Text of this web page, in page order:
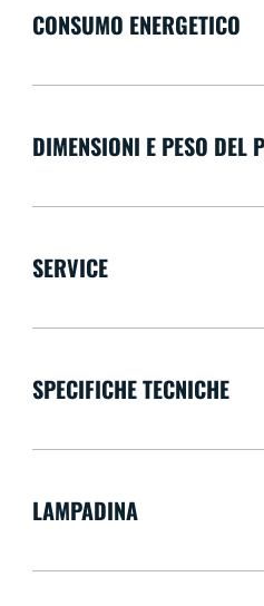
CONSUMO ENERGETICO
DIMENSIONI E PESO DEL
SERVICE
SPECIFICHE TECNICHE
LAMPADINA